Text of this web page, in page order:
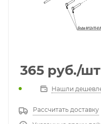
365 руб./шт
Нашли
Рассчитать доставку